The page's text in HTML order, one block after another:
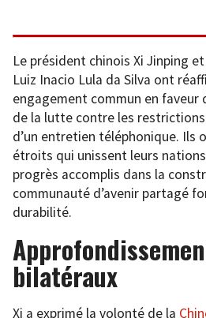
Le président chinois Xi Jinping
Luiz Inacio Lula da Silva ont
engagement commun en
de la lutte contre les
d’un entretien téléphonique. Ils
étroits qui unissent leurs
progrès accomplis dans la
communauté d’avenir partagé
durabilité.
bilatéraux
Xi a exprimé la volonté de la